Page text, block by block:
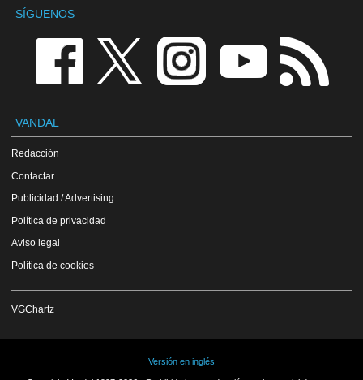
SÍGUENOS
VANDAL
Redacción
Contactar
Publicidad / Advertising
Política de privacidad
Aviso legal
Política de cookies
VGChartz
Versión en inglés